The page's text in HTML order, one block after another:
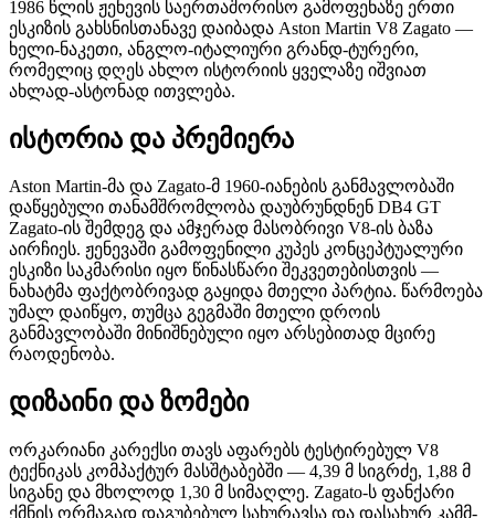
1986 წლის ჟენევის საერთაშორისო გამოფენაზე ერთი
ესკიზის გახსნისთანავე დაიბადა Aston Martin V8 Zagato —
ხელი-ნაკეთი, ანგლო-იტალიური გრანდ-ტურერი,
რომელიც დღეს ახლო ისტორიის ყველაზე იშვიათ
ახლად-ასტონად ითვლება.
ისტორია და პრემიერა
Aston Martin-მა და Zagato-მ 1960-იანების განმავლობაში
დაწყებული თანამშრომლობა დაუბრუნდნენ DB4 GT
Zagato-ის შემდეგ და ამჯერად მასობრივი V8-ის ბაზა
აირჩიეს. ჟენევაში გამოფენილი კუპეს კონცეპტუალური
ესკიზი საკმარისი იყო წინასწარი შეკვეთებისთვის —
ნახატმა ფაქტობრივად გაყიდა მთელი პარტია. წარმოება
უმალ დაიწყო, თუმცა გეგმაში მთელი დროის
განმავლობაში მინიშნებული იყო არსებითად მცირე
რაოდენობა.
დიზაინი და ზომები
ორკარიანი კარექსი თავს აფარებს ტესტირებულ V8
ტექნიკას კომპაქტურ მასშტაბებში — 4,39 მ სიგრძე, 1,88 მ
სიგანე და მხოლოდ 1,30 მ სიმაღლე. Zagato-ს ფანქარი
ქმნის ორმაგად დაგუბებულ სახურავსა და დასახურ კამმ-